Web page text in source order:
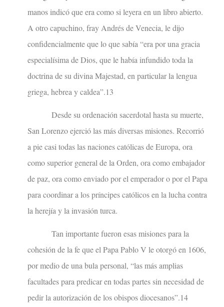
manos indicó que era como si leyera en un libro abierto.
A otro capuchino, fray Andrés de Venecia, le dijo
confidencialmente que lo que sabía “era por una gracia
especialísima de Dios, que le había infundido toda la
doctrina de su divina Majestad, en particular la lengua
griega, hebrea y caldea”.13
Desde su ordenación sacerdotal hasta su muerte,
San Lorenzo ejerció las más diversas misiones. Recorrió
a pie casi todas las naciones católicas de Europa, ora
como superior general de la Orden, ora como embajador
de paz, ora como enviado por el emperador o por el Papa
para coordinar a los príncipes católicos en la lucha contra
la herejía y la invasión turca.
Tan importante fueron esas misiones para la
cohesión de la fe que el Papa Pablo V le otorgó en 1606,
por medio de una bula personal, “las más amplias
facultades para predicar en todas partes sin necesidad de
pedir la autorización de los obispos diocesanos”.14